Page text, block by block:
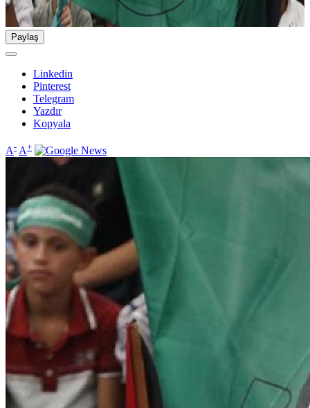
Paylaş
Linkedin
Pinterest
Telegram
Yazdır
Kopyala
A- A+